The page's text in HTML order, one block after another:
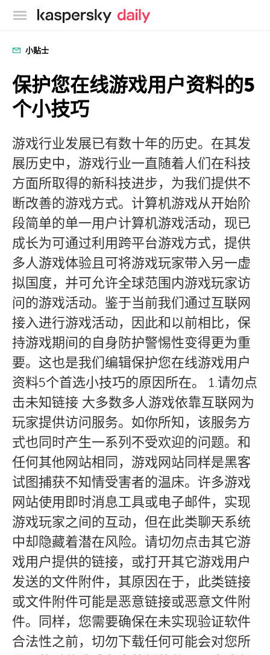
卡巴斯基官方博客
小贴士
保护您在线游戏用户资料的5
个小技巧
游戏行业发展已有数十年的历史。在其发
展历史中，游戏行业一直随着人们在科技
方面所取得的新科技进步，为我们提供不
断改善的游戏方式。计算机游戏从开始阶
段简单的单一用户计算机游戏活动，现已
成长为可通过利用跨平台游戏方式，提供
多人游戏体验且可将游戏玩家带入另一虚
拟国度，并可允许全球范围内游戏玩家访
问的游戏活动。鉴于当前我们通过互联网
接入进行游戏活动，因此和以前相比，保
持游戏期间的自身防护警惕性变得更为重
要。这也是我们编辑保护您在线游戏用户
资料5个首选小技巧的原因所在。 1.请勿点
击未知链接 大多数多人游戏依靠互联网为
玩家提供访问服务。如你所知，该服务方
式也同时产生一系列不受欢迎的问题。和
任何其他网站相同，游戏网站同样是黑客
试图捕获不知情受害者的温床。许多游戏
网站使用即时消息工具或电子邮件，实现
游戏玩家之间的互动，但在此类聊天系统
中却隐藏着潜在风险。请切勿点击其它游
戏用户提供的链接，或打开其它游戏用户
发送的文件附件，其原因在于，此类链接
或文件附件可能是恶意链接或恶意文件附
件。同样，您需要确保在未实现验证软件
合法性之前，切勿下载任何可能会对您所